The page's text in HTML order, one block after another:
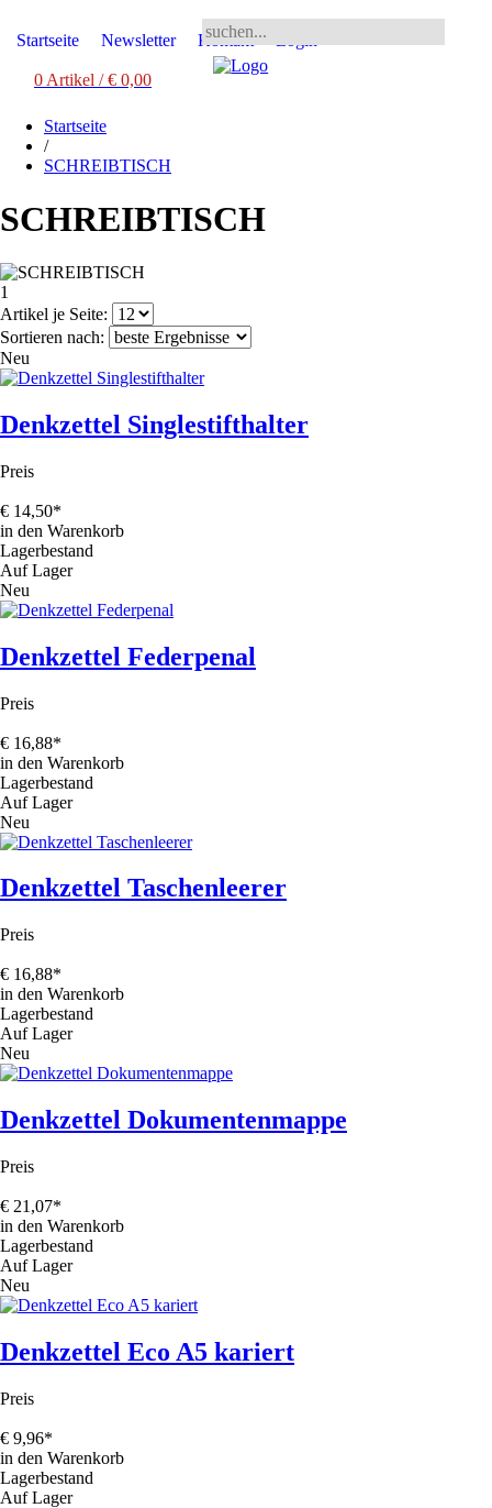
Startseite Newsletter Kontakt
0 Artikel / € 0,00
Startseite
/
SCHREIBTISCH
SCHREIBTISCH
1
Artikel je Seite:
Sortieren nach:
Neu
Denkzettel Singlestifthalter
Preis
€ 14,50*
in den Warenkorb
Lagerbestand
Auf Lager
Neu
Denkzettel Federpenal
Preis
€ 16,88*
in den Warenkorb
Lagerbestand
Auf Lager
Neu
Denkzettel Taschenleerer
Preis
€ 16,88*
in den Warenkorb
Lagerbestand
Auf Lager
Neu
Denkzettel Dokumentenmappe
Preis
€ 21,07*
in den Warenkorb
Lagerbestand
Auf Lager
Neu
Denkzettel Eco A5 kariert
Preis
€ 9,96*
in den Warenkorb
Lagerbestand
Auf Lager